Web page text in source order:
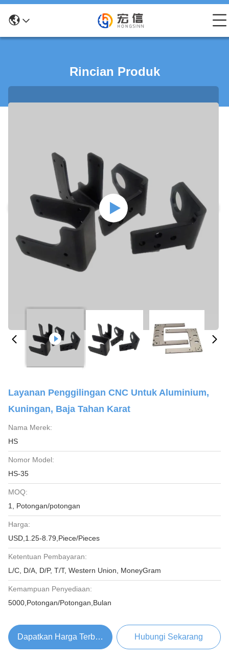
Rincian Produk
Layanan Penggilingan CNC Untuk Aluminium,
Kuningan, Baja Tahan Karat
Nama Merek:
HS
Nomor Model:
HS-35
MOQ:
1, Potongan/potongan
Harga:
USD,1.25-8.79,Piece/Pieces
Ketentuan Pembayaran:
L/C, D/A, D/P, T/T, Western Union, MoneyGram
Kemampuan Penyediaan:
5000,Potongan/Potongan,Bulan
Dapatkan Harga Terbaik Hubungi Sekarang